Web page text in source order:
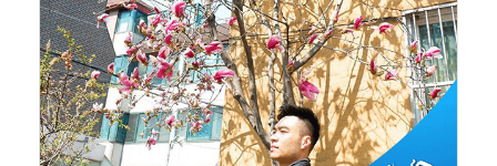
CẢM NHẬN TỪ KHÁCH HÀNG